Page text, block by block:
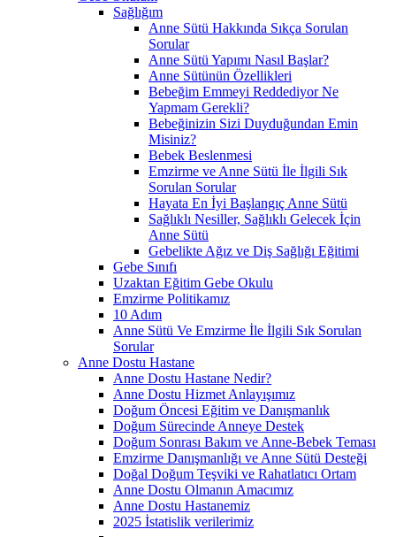
Sağlığım
Anne Sütü Hakkında Sıkça Sorulan
Sorular
Anne Sütü Yapımı Nasıl Başlar?
Anne Sütünün Özellikleri
Bebeğim Emmeyi Reddediyor Ne
Yapmam Gerekli?
Bebeğinizin Sizi Duyduğundan Emin
Misiniz?
Bebek Beslenmesi
Emzirme ve Anne Sütü İle İlgili Sık
Sorulan Sorular
Hayata En İyi Başlangıç Anne Sütü
Sağlıklı Nesiller, Sağlıklı Gelecek İçin
Anne Sütü
Gebelikte Ağız ve Diş Sağlığı Eğitimi
Gebe Sınıfı
Uzaktan Eğitim Gebe Okulu
Emzirme Politikamız
10 Adım
Anne Sütü Ve Emzirme İle İlgili Sık Sorulan
Sorular
Anne Dostu Hastane
Anne Dostu Hastane Nedir?
Anne Dostu Hizmet Anlayışımız
Doğum Öncesi Eğitim ve Danışmanlık
Doğum Sürecinde Anneye Destek
Doğum Sonrası Bakım ve Anne-Bebek Teması
Emzirme Danışmanlığı ve Anne Sütü Desteği
Doğal Doğum Teşviki ve Rahatlatıcı Ortam
Anne Dostu Olmanın Amacımız
Anne Dostu Hastanemiz
2025 İstatislik verilerimiz